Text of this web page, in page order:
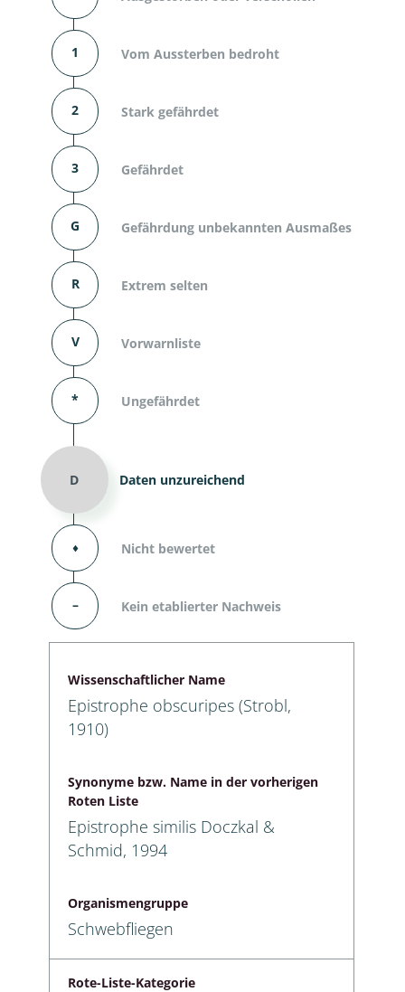
1 Vom Aussterben bedroht
2 Stark gefährdet
3 Gefährdet
G Gefährdung unbekannten Ausmaßes
R Extrem selten
V Vorwarnliste
* Ungefährdet
D Daten unzureichend
⬧ Nicht bewertet
– Kein etablierter Nachweis
Wissenschaftlicher Name
Epistrophe obscuripes (Strobl,
1910)
Synonyme bzw. Name in der vorherigen
Roten Liste
Epistrophe similis Doczkal &
Schmid, 1994
Organismengruppe
Schwebfliegen
Rote-Liste-Kategorie